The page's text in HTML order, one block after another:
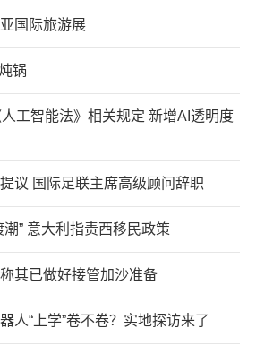
国际旅游展
锅
工智能法》相关规定 新增AI透明度
议 国际足联主席高级顾问辞职
” 意大利指责西移民政策
其已做好接管加沙准备
人“上学”卷不卷？实地探访来了